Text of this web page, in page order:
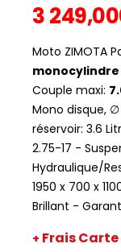
3
Moto ZIMOTA
Couple maxi:
Mono disque,
réservoir: 3.6
2.75-17 -
Hydraulique/
1950 x 700 x
Brillant -
+ Frais Carte